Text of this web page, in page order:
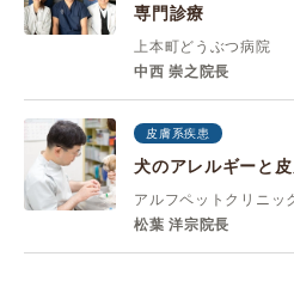
専門診療
上本町どうぶつ病院
中西 崇之院長
皮膚系疾患
犬のアレルギーと
アルフペットクリニッ
松葉 洋宗院長